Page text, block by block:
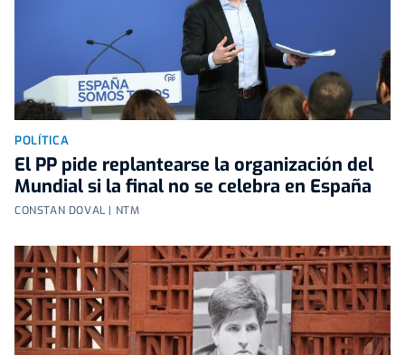
POLÍTICA
El PP pide replantearse la organización del
Mundial si la final no se celebra en España
CONSTAN DOVAL | NTM